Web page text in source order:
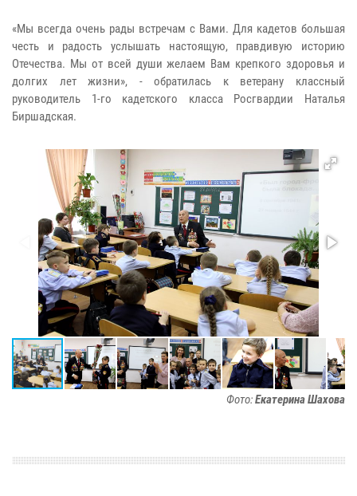
«Мы всегда очень рады встречам с Вами. Для кадетов большая
честь и радость услышать настоящую, правдивую историю
Отечества. Мы от всей души желаем Вам крепкого здоровья и
долгих лет жизни», - обратилась к ветерану классный
руководитель 1-го кадетского класса Росгвардии Наталья
Биршадская.
Фото:Екатерина Шахова